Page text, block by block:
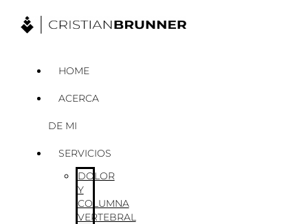
HOME
ACERCA
DE MI
SERVICIOS
DOLOR
Y
COLUMNA
VERTEBRAL